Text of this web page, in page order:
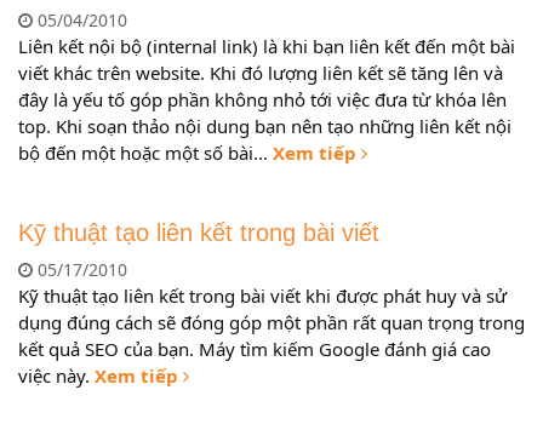
05/04/2010
Liên kết nội bộ (internal link) là khi bạn liên kết đến một bài
viết khác trên website. Khi đó lượng liên kết sẽ tăng lên và
đây là yếu tố góp phần không nhỏ tới việc đưa từ khóa lên
top. Khi soạn thảo nội dung bạn nên tạo những liên kết nội
bộ đến một hoặc một số bài... Xem tiếp
Kỹ thuật tạo liên kết trong bài viết
05/17/2010
Kỹ thuật tạo liên kết trong bài viết khi được phát huy và sử
dụng đúng cách sẽ đóng góp một phần rất quan trọng trong
kết quả SEO của bạn. Máy tìm kiếm Google đánh giá cao
việc này. Xem tiếp